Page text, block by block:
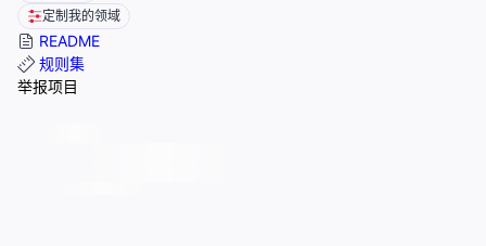
定制我的领域
README
规则集
举报项目